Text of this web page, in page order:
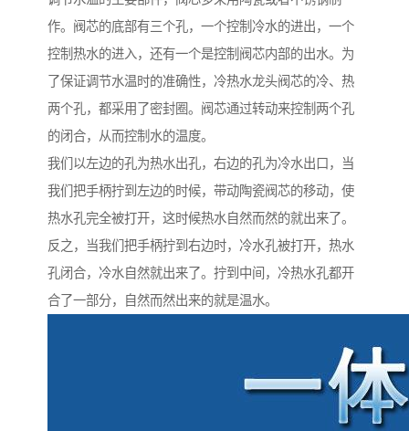
作。阀芯的底部有三个孔，一个控制冷水的进出，一个
控制热水的进入，还有一个是控制阀芯内部的出水。为
了保证调节水温时的准确性，冷热水龙头阀芯的冷、热
两个孔，都采用了密封圈。阀芯通过转动来控制两个孔
的闭合，从而控制水的温度。
我们以左边的孔为热水出孔，右边的孔为冷水出口，当
我们把手柄拧到左边的时候，带动陶瓷阀芯的移动，使
热水孔完全被打开，这时候热水自然而然的就出来了。
反之，当我们把手柄拧到右边时，冷水孔被打开，热水
孔闭合，冷水自然就出来了。拧到中间，冷热水孔都开
合了一部分，自然而然出来的就是温水。